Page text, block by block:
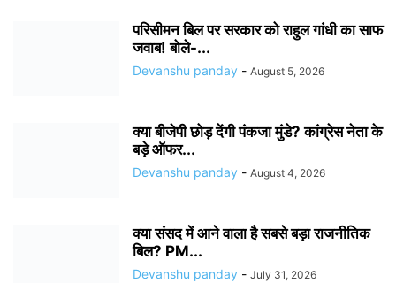
परिसीमन बिल पर सरकार को राहुल गांधी का साफ
जवाब! बोले-...
Devanshu panday - August 5, 2026
क्या बीजेपी छोड़ देंगी पंकजा मुंडे? कांग्रेस नेता के
बड़े ऑफर...
Devanshu panday - August 4, 2026
क्या संसद में आने वाला है सबसे बड़ा राजनीतिक
बिल? PM...
Devanshu panday - July 31, 2026